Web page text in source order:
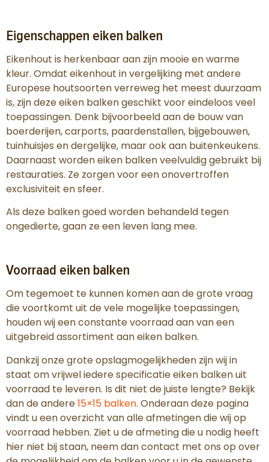
Eigenschappen eiken balken
Eikenhout is herkenbaar aan zijn mooie en warme
kleur. Omdat eikenhout in vergelijking met andere
Europese houtsoorten verreweg het meest duurzaam
is, zijn deze eiken balken geschikt voor eindeloos veel
toepassingen. Denk bijvoorbeeld aan de bouw van
boerderijen, carports, paardenstallen, bijgebouwen,
tuinhuisjes en dergelijke, maar ook aan buitenkeukens.
Daarnaast worden eiken balken veelvuldig gebruikt bij
restauraties. Ze zorgen voor een onovertroffen
exclusiviteit en sfeer.
Als deze balken goed worden behandeld tegen
ongedierte, gaan ze een leven lang mee.
Voorraad eiken balken
Om tegemoet te kunnen komen aan de grote vraag
die voortkomt uit de vele mogelijke toepassingen,
houden wij een constante voorraad aan van een
uitgebreid assortiment aan eiken balken.
Dankzij onze grote opslagmogelijkheden zijn wij in
staat om vrijwel iedere specificatie eiken balken uit
voorraad te leveren. Is dit niet de juiste lengte? Bekijk
dan de andere15×15 balken. Onderaan deze pagina
vindt u een overzicht van alle afmetingen die wij op
voorraad hebben. Ziet u de afmeting die u nodig heeft
hier niet bij staan, neem dan contact met ons op over